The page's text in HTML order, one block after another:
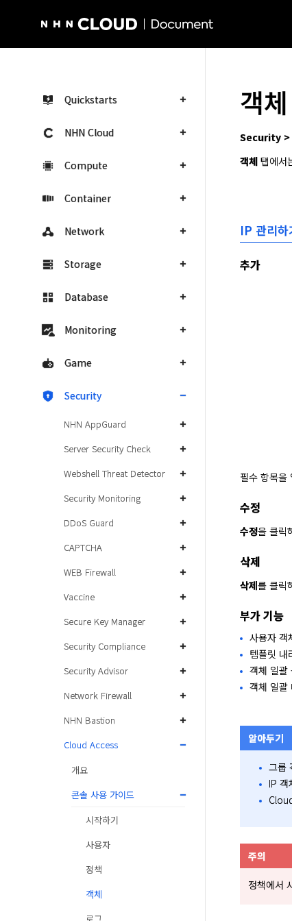
Quickstarts
NHN Cloud
Compute
Container
Network
Storage
Database
Monitoring
Game
Security
NHN AppGuard
Server Security Check
Webshell Threat Detector
Security Monitoring
DDoS Guard
CAPTCHA
WEB Firewall
Vaccine
Secure Key Manager
Security Compliance
Security Advisor
Network Firewall
NHN Bastion
Cloud Access
개요
콘솔 사용 가이드
시작하기
사용자
정책
객체
객체
Security >
객체 탭에서
IP 관리하
추가
필수 항목을
수정
수정을 클릭
삭제
삭제를 클릭
부가 기능
사용자 객
템플릿 내
객체 일괄
객체 일괄
알아두기
그룹
IP 객
주의
정책에서